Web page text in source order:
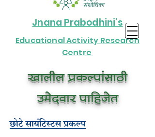
Educational Activity Research
Centre
Jnana Prabodhini's
​खालील प्रकल्पांसाठी
उमेदवार पाहिजेत​
छोटे सायंटिस्टसप्रकल्प